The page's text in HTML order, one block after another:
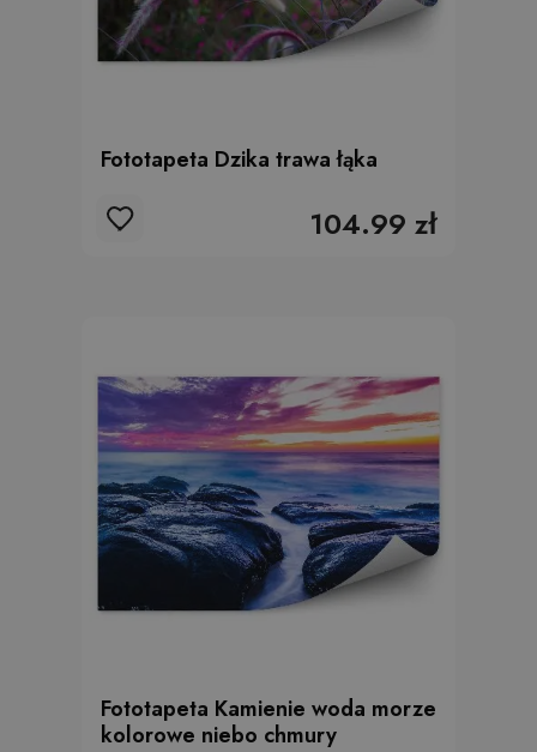
Fototapeta Dzika trawa łąka
104.99 zł
Fototapeta Kamienie woda morze
kolorowe niebo chmury